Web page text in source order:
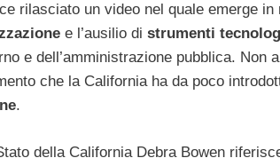
rilasciato un video nel quale emerge in
e l’ausilio di strumenti
e dell’amministrazione pubblica.
che la California ha da poco
.
della California Debra Bowen